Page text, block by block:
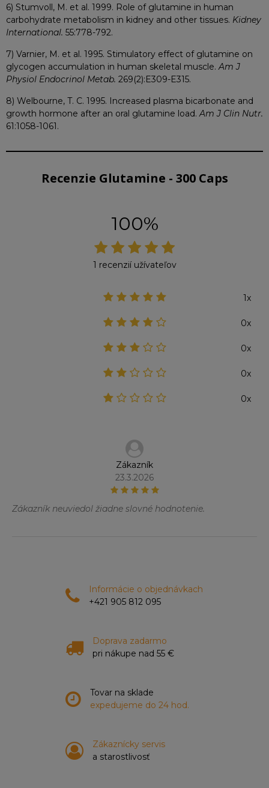
6) Stumvoll, M. et al. 1999. Role of glutamine in human
carbohydrate metabolism in kidney and other tissues. Kidney
International. 55:778-792.
7) Varnier, M. et al. 1995. Stimulatory effect of glutamine on
glycogen accumulation in human skeletal muscle.Am J
Physiol Endocrinol Metab. 269(2):E309-E315.
8) Welbourne, T. C. 1995. Increased plasma bicarbonate and
growth hormone after an oral glutamine load.Am J Clin Nutr.
61:1058-1061.
Recenzie Glutamine - 300 Caps
100%
1 recenzií užívateľov
1x
0x
0x
0x
0x
Zákazník
23.3.2026
Zákazník neuviedol žiadne slovné hodnotenie.
Informácie o objednávkach
+421 905 812 095
Doprava zadarmo
pri nákupe nad 55 €
Tovar na sklade
expedujeme do 24 hod.
Zákaznícky servis
a starostlivosť